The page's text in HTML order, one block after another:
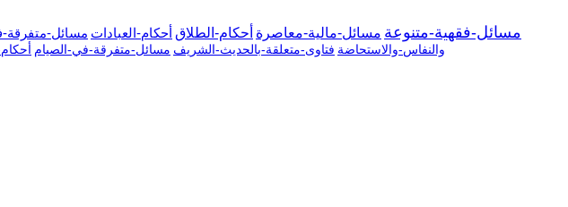
مسائل-فقهية-متنوعة مسائل-مالية-معاصرة أحكام-الطلاق أحكام-العبادات مسائل-متفرقة-
والنفاس-والاستحاضة فتاوى-متعلقة-بالحديث-الشريف مسائل-متفرقة-في-الصيام